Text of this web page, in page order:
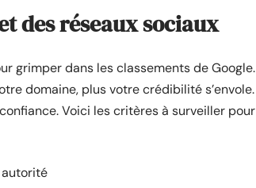
des réseaux sociaux
grimper dans les classements de Google.
domaine, plus votre crédibilité s’envole.
Voici les critères à surveiller pour
autorité